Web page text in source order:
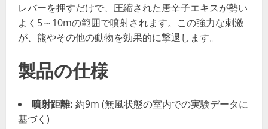
レバーを押すだけで、圧縮された唐辛子エキスが勢い
よく5～10mの範囲で噴射されます。この強力な刺激
が、熊やその他の動物を効果的に撃退します。
製品の仕様
噴射距離: 約9m (無風状態の室内での実験データに
基づく)